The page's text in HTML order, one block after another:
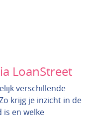
LoanStreet
verschillende
krijg je inzicht in de
is en welke